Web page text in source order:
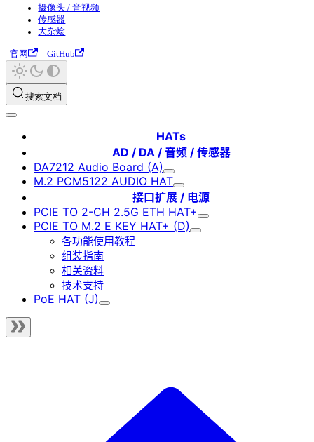
摄像头 / 音视频
传感器
大杂烩
官网 GitHub
搜索文档
HATs
AD / DA / 音频 / 传感器
DA7212 Audio Board (A)
M.2 PCM5122 AUDIO HAT
接口扩展 / 电源
PCIE TO 2-CH 2.5G ETH HAT+
PCIE TO M.2 E KEY HAT+ (D)
各功能使用教程
组装指南
相关资料
技术支持
PoE HAT (J)